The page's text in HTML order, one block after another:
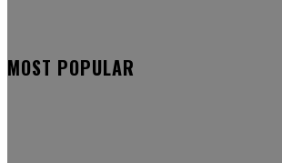
MOST POPULAR